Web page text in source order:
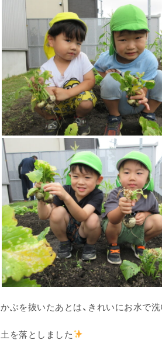
かぶを抜いたあとは、きれいにお水で
土を落としました